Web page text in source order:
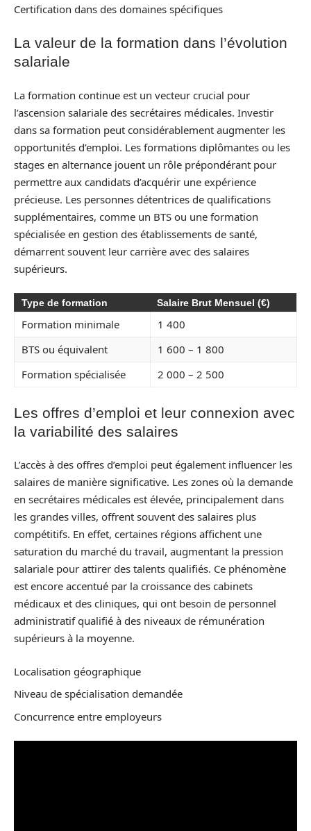
Certification dans des domaines spécifiques
La valeur de la formation dans l’évolution
salariale
La formation continue est un vecteur crucial pour
l’ascension salariale des secrétaires médicales. Investir
dans sa formation peut considérablement augmenter les
opportunités d’emploi. Les formations diplômantes ou les
stages en alternance jouent un rôle prépondérant pour
permettre aux candidats d’acquérir une expérience
précieuse. Les personnes détentrices de qualifications
supplémentaires, comme un BTS ou une formation
spécialisée en gestion des établissements de santé,
démarrent souvent leur carrière avec des salaires
supérieurs.
Type de formation Salaire Brut Mensuel (€)
Formation minimale
1 400
BTS ou équivalent
1 600 – 1 800
Formation spécialisée
2 000 – 2 500
Les offres d’emploi et leur connexion avec
la variabilité des salaires
L’accès à des offres d’emploi peut également influencer les
salaires de manière significative. Les zones où la demande
en secrétaires médicales est élevée, principalement dans
les grandes villes, offrent souvent des salaires plus
compétitifs. En effet, certaines régions affichent une
saturation du marché du travail, augmentant la pression
salariale pour attirer des talents qualifiés. Ce phénomène
est encore accentué par la croissance des cabinets
médicaux et des cliniques, qui ont besoin de personnel
administratif qualifié à des niveaux de rémunération
supérieurs à la moyenne.
Localisation géographique
Niveau de spécialisation demandée
Concurrence entre employeurs